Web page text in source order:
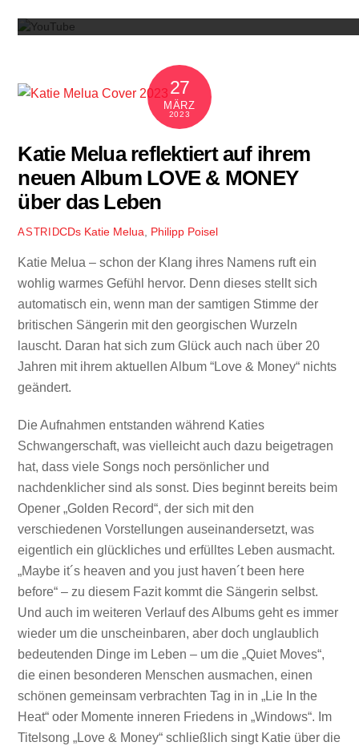
27
MÄRZ
2023
Katie Melua reflektiert auf ihrem
neuen Album LOVE & MONEY
über das Leben
ASTRIDCDs Katie Melua Philipp Poisel
Katie Melua – schon der Klang ihres Namens ruft ein
wohlig warmes Gefühl hervor. Denn dieses stellt sich
automatisch ein, wenn man der samtigen Stimme der
britischen Sängerin mit den georgischen Wurzeln
lauscht. Daran hat sich zum Glück auch nach über 20
Jahren mit ihrem aktuellen Album “Love & Money“ nichts
geändert.
Die Aufnahmen entstanden während Katies
Schwangerschaft, was vielleicht auch dazu beigetragen
hat, dass viele Songs noch persönlicher und
nachdenklicher sind als sonst. Dies beginnt bereits beim
Opener „Golden Record“, der sich mit den
verschiedenen Vorstellungen auseinandersetzt, was
eigentlich ein glückliches und erfülltes Leben ausmacht.
„Maybe it´s heaven and you just haven´t been here
before“ – zu diesem Fazit kommt die Sängerin selbst.
Und auch im weiteren Verlauf des Albums geht es immer
wieder um die unscheinbaren, aber doch unglaublich
bedeutenden Dinge im Leben – um die „Quiet Moves“,
die einen besonderen Menschen ausmachen, einen
schönen gemeinsam verbrachten Tag in in „Lie In the
Heat“ oder Momente inneren Friedens in „Windows“. Im
Titelsong „Love & Money“ schließlich singt Katie über die